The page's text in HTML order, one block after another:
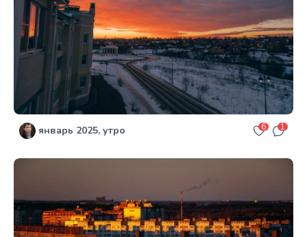
январь 2025, утро 6 1